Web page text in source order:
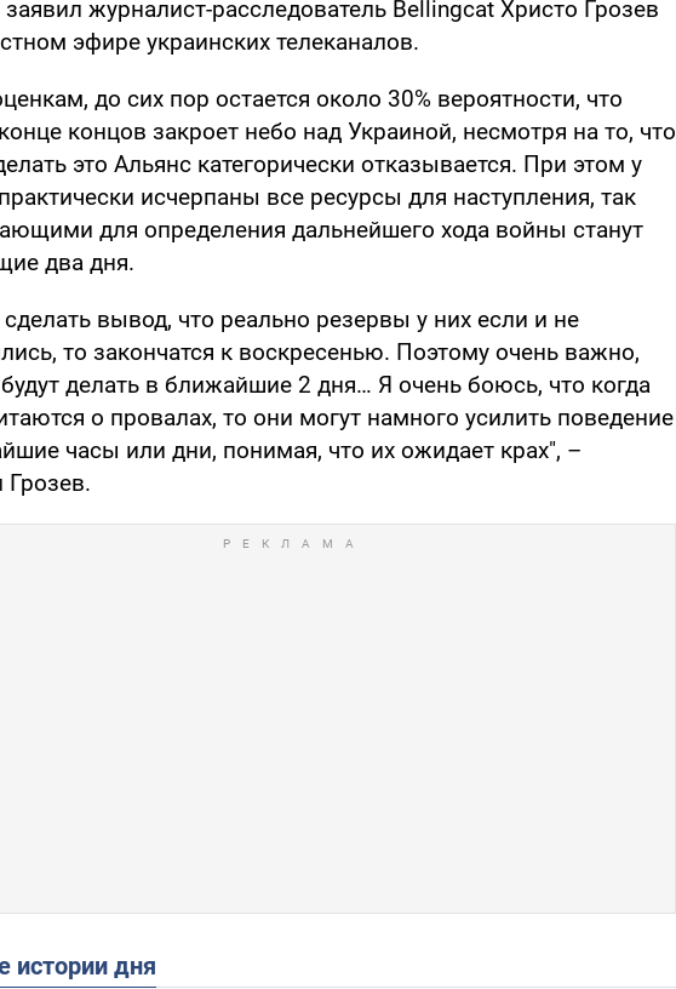
журналист-расследователь Bellingcat Христо Грозев
эфире украинских телеканалов.
до сих пор остается около 30% вероятности, что
концов закроет небо над Украиной, несмотря на то, что
это Альянс категорически отказывается. При этом у
исчерпаны все ресурсы для наступления, так
для определения дальнейшего хода войны станут
два дня.
вывод, что реально резервы у них если и не
то закончатся к воскресенью. Поэтому очень важно,
делать в ближайшие 2 дня… Я очень боюсь, что когда
о провалах, то они могут намного усилить поведение
часы или дни, понимая, что их ожидает крах", –
Грозев.
истории дня